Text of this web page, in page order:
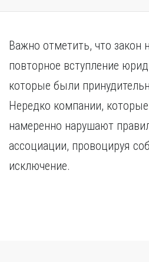
Важно отметить, что закон
повторное вступление
которые были
Нередко компании,
намеренно нарушают
ассоциации, провоцируя
исключение.